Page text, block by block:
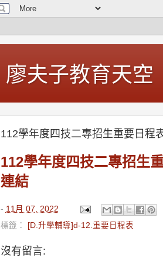
廖夫子教育天空
112學年度四技二專招生重要日程
112學年度四技二專招生
連結
- 11月 07, 2022
標籤： [D.升學輔導]d-12.重要日程表
沒有留言: